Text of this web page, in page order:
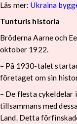
Läs mer: Ukraina
Tunturis historia
Bröderna Aarne och
oktober 1922.
– På 1930-talet
företaget om sin
– De flesta cykeldelar
tillsammans med
Land. Detta